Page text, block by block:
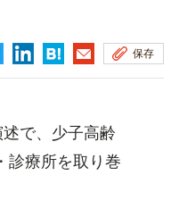
保存
で、少子高齢
診療所を取り巻